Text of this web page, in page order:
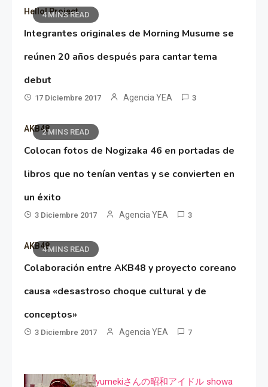
4 MINS READ
Hello! Project
Integrantes originales de Morning Musume se
reúnen 20 años después para cantar tema
debut
17 Diciembre 2017 Agencia YEA 3
2 MINS READ
AKB48
Colocan fotos de Nogizaka 46 en portadas de
libros que no tenían ventas y se convierten en
un éxito
3 Diciembre 2017 Agencia YEA 3
4 MINS READ
AKB48
Colaboración entre AKB48 y proyecto coreano
causa «desastroso choque cultural y de
conceptos»
3 Diciembre 2017 Agencia YEA 7
yumekiさんの昭和アイドル showa